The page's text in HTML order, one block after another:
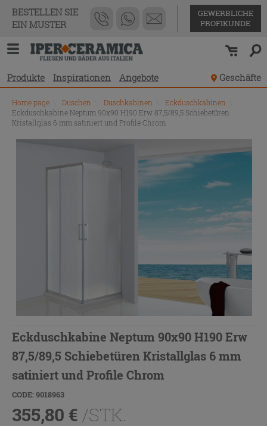
BESTELLEN SIE
EIN MUSTER
GEWERBLICHE
PROFIKUNDE
Produkte Inspirationen Angebote Geschäfte
Home page Duschen Duschkabinen Eckduschkabinen
Eckduschkabine Neptum 90x90 H190 Erw 87,5/89,5 Schiebetüren
Kristallglas 6 mm satiniert und Profile Chrom
Eckduschkabine Neptum 90x90 H190 Erw
87,5/89,5 Schiebetüren Kristallglas 6 mm
satiniert und Profile Chrom
CODE: 9018963
355,80 € /STK.